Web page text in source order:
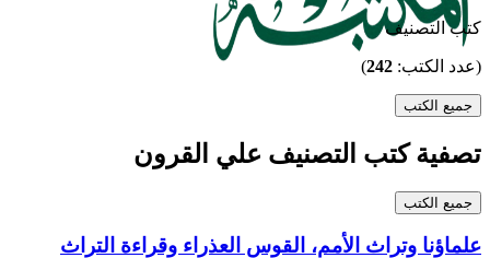
كتب التصنيف
(عدد الكتب: 242
)
جميع الكتب
تصفية كتب التصنيف علي القرون
جميع الكتب
علماؤنا وتراث الأمم، القوس العذراء وقراءة التراث